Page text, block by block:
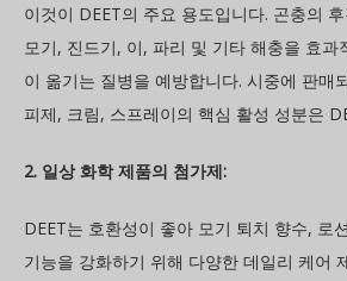
이것이 DEET의 주요 용도입니다. 곤충의
모기, 진드기, 이, 파리 및 기타 해충을 효과
이 옮기는 질병을 예방합니다. 시중에 판매
피제, 크림, 스프레이의 핵심 활성 성분은
2. 일상 화학 제품의 첨가제:
DEET는 호환성이 좋아 모기 퇴치 향수, 로
기능을 강화하기 위해 다양한 데일리 케어